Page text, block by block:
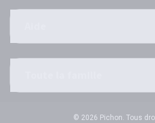
© 2026 Pichon. Tous